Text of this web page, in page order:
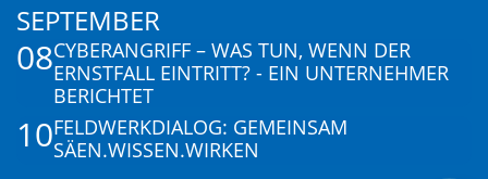
SEPTEMBER
08CYBERANGRIFF – WAS TUN, WENN DER
ERNSTFALL EINTRITT? - EIN UNTERNEHMER
BERICHTET
10FELDWERKDIALOG: GEMEINSAM
SÄEN.WISSEN.WIRKEN